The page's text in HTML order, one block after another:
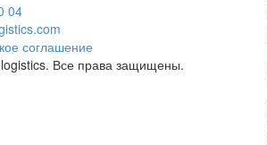
04
соглашение
Все права защищены.